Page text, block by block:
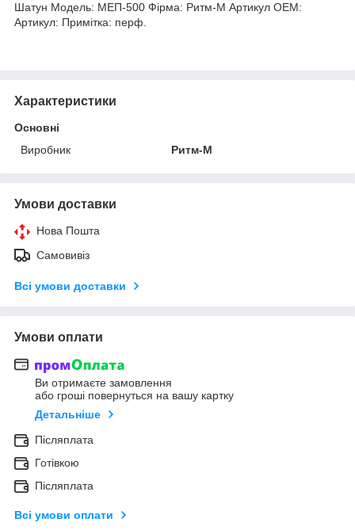
Шатун Модель: МЕП-500 Фірма: Ритм-М Артикул OEM:
Артикул: Примітка: перф.
Характеристики
Основні
Виробник
Ритм-М
Умови доставки
Нова Пошта
Самовивіз
Всі умови доставки
Умови оплати
Ви отримаєте замовлення
або гроші повернуться на вашу картку
Детальніше
Післяплата
Готівкою
Післяплата
Всі умови оплати